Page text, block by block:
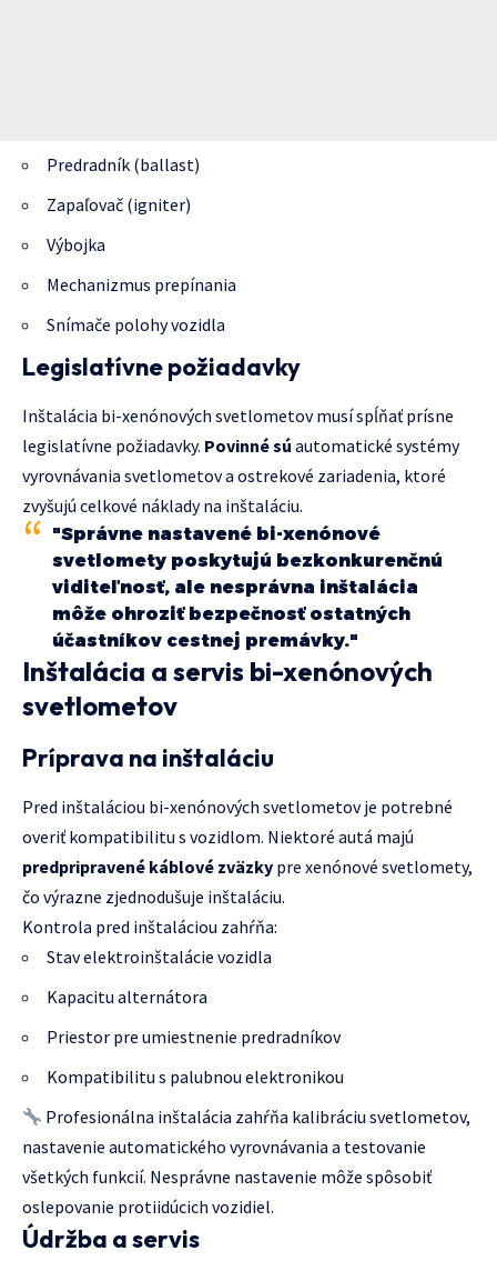
Predradník (ballast)
Zapaľovač (igniter)
Výbojka
Mechanizmus prepínania
Snímače polohy vozidla
Legislatívne požiadavky
Inštalácia bi-xenónových svetlometov musí spĺňať prísne
legislatívne požiadavky. Povinné sú automatické systémy
vyrovnávania svetlometov a ostrekové zariadenia, ktoré
zvyšujú celkové náklady na inštaláciu.
"Správne nastavené bi-xenónové
svetlomety poskytujú bezkonkurenčnú
viditeľnosť, ale nesprávna inštalácia
môže ohroziť bezpečnosť ostatných
účastníkov cestnej premávky."
Inštalácia a servis bi-xenónových
svetlometov
Príprava na inštaláciu
Pred inštaláciou bi-xenónových svetlometov je potrebné
overiť kompatibilitu s vozidlom. Niektoré autá majú
predpripravené káblové zväzky pre xenónové svetlomety,
čo výrazne zjednodušuje inštaláciu.
Kontrola pred inštaláciou zahŕňa:
Stav elektroinštalácie vozidla
Kapacitu alternátora
Priestor pre umiestnenie predradníkov
Kompatibilitu s palubnou elektronikou
Profesionálna inštalácia zahŕňa kalibráciu svetlometov,
nastavenie automatického vyrovnávania a testovanie
všetkých funkcií. Nesprávne nastavenie môže spôsobiť
oslepovanie protiidúcich vozidiel.
Údržba a servis